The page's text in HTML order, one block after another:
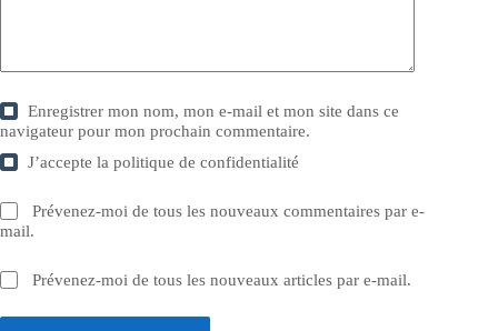
Enregistrer mon nom, mon e-mail et mon site dans ce
navigateur pour mon prochain commentaire.
J’accepte lapolitique de confidentialité
Prévenez-moi de tous les nouveaux commentaires par e-
mail.
Prévenez-moi de tous les nouveaux articles par e-mail.